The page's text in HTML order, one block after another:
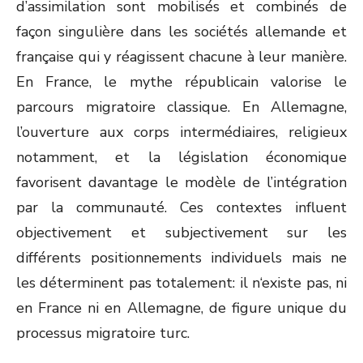
d’assimilation sont mobilisés et combinés de
façon singulière dans les sociétés allemande et
française qui y réagissent chacune à leur manière.
En France, le mythe républicain valorise le
parcours migratoire classique. En Allemagne,
l’ouverture aux corps intermédiaires, religieux
notamment, et la législation économique
favorisent davantage le modèle de l’intégration
par la communauté. Ces contextes influent
objectivement et subjectivement sur les
différents positionnements individuels mais ne
les déterminent pas totalement: il n‘existe pas, ni
en France ni en Allemagne, de figure unique du
processus migratoire turc.